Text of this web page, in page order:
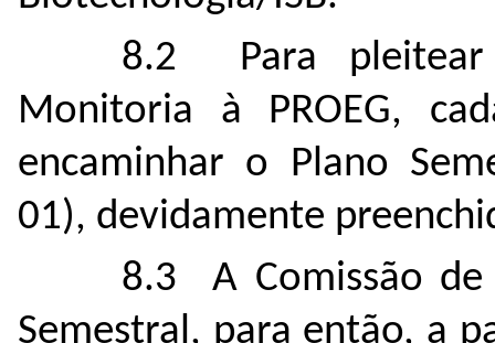
8.2 Para pleitear
Monitoria à PROEG,
encaminhar o Plano
01), devidamente
8.3 A Comissão de
Semestral, para então, a